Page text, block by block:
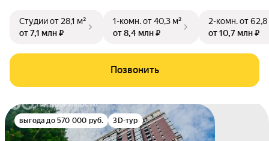
Студииот 28,1 м²
от 7,1 млн ₽
1-комн.от 40,3 м²
от 8,4 млн ₽
2-комн.от 62,8
от 10,7 млн ₽
Позвонить
выгода до 570 000 руб. 3D-тур